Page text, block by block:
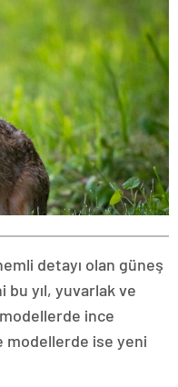
detayı olan güneş
yıl, yuvarlak ve
ince
ise yeni